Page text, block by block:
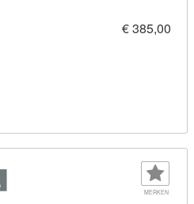
€ 385,00
MERKEN